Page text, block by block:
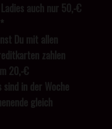
auch nur 50,-€
*
Du mit allen
zahlen
20,-€
in der Woche
gleich